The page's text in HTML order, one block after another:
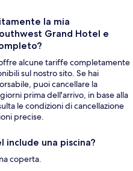
la mia
Grand Hotel e
alcune tariffe completamente
sul nostro sito. Se hai
puoi cancellare la
prima dell'arrivo, in base alla
le condizioni di cancellazione
precise.
una piscina?
coperta.